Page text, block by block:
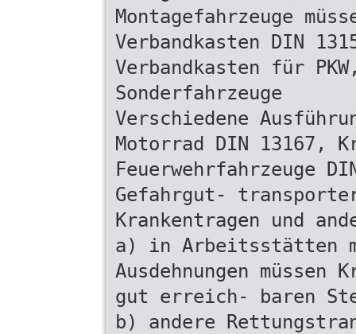
Montagefahrzeuge
Verbandkasten DIN
Verbandkasten für
Sonderfahrzeuge
Verschiedene
Motorrad DIN 13167,
Feuerwehrfahrzeuge
Gefahrgut- transporter
Krankentragen und
a) in Arbeitsstätten
Ausdehnungen
gut erreich- baren
b) andere